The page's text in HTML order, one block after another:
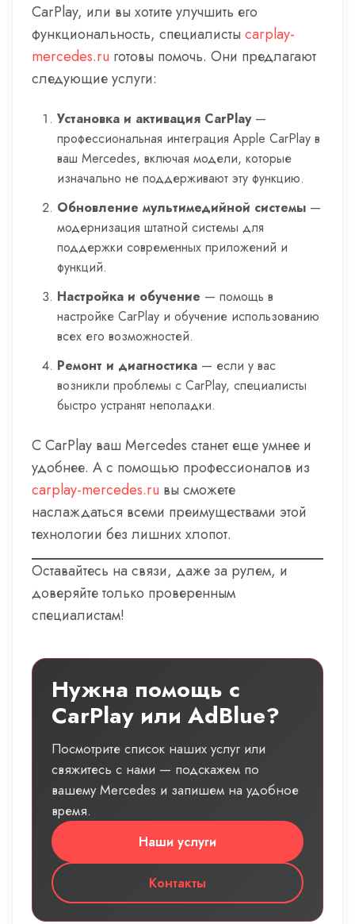
CarPlay, или вы хотите улучшить его
функциональность, специалисты carplay-
mercedes.ru готовы помочь. Они предлагают
следующие услуги:
Установка и активация CarPlay—
профессиональная интеграция Apple CarPlay в
ваш Mercedes, включая модели, которые
изначально не поддерживают эту функцию.
Обновление мультимедийной системы —
модернизация штатной системы для
поддержки современных приложений и
функций.
Настройка и обучение — помощь в
настройке CarPlay и обучение использованию
всех его возможностей.
Ремонт и диагностика — если у вас
возникли проблемы с CarPlay, специалисты
быстро устранят неполадки.
С CarPlay ваш Mercedes станет еще умнее и
удобнее. А с помощью профессионалов из
carplay-mercedes.ru вы сможете
наслаждаться всеми преимуществами этой
технологии без лишних хлопот.
Оставайтесь на связи, даже за рулем, и
доверяйте только проверенным
специалистам!
Нужна помощь с
CarPlay или AdBlue?
Посмотрите список наших услуг или
свяжитесь с нами — подскажем по
вашему Mercedes и запишем на удобное
время.
Наши услуги
Контакты